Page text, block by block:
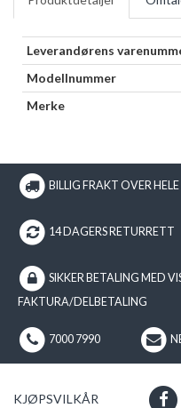
Leverandørens
Modellnummer
Merke
BILLIG FRAKT OVER
14 DAGERS RETURRETT
SIKKER BETALING MED
FAKTURA/DELBETALING
7000 7990
KJØPSVILKÅR